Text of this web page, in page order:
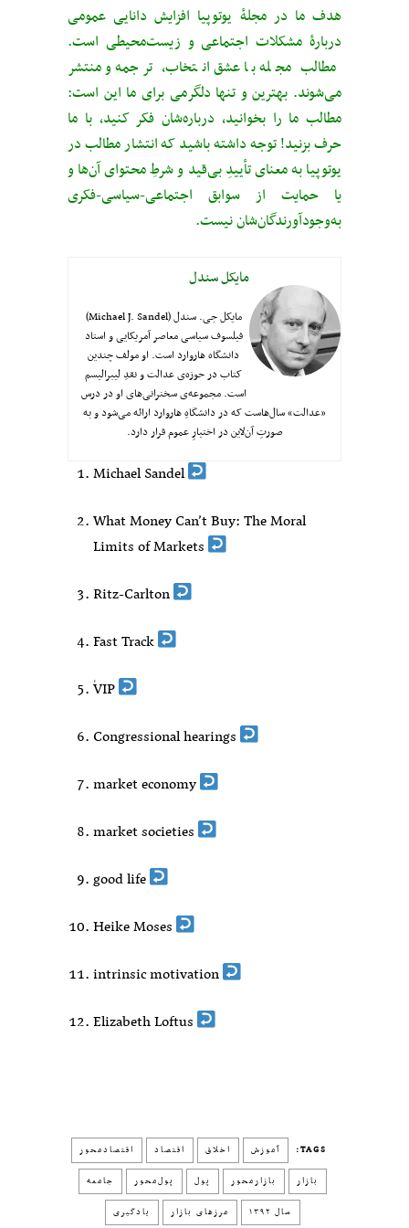
هدف ما در مجلهٔ یوتوپیا افزایش دانایی عمومی
دربارهٔ مشکلات اجتماعی و زیست‌محیطی است.
مطالب مجله با عشق انتخاب، ترجمه و منتشر
می‌شوند. بهترین و تنها دلگرمی برای ما این است:
مطالب ما را بخوانید، درباره‌شان فکر کنید، با ما
حرف بزنید! توجه داشته باشید که انتشار مطالب در
یوتوپیا به معنای تأییدِ بی‌قید‌ و شرطِ محتوای آن‌ها و
یا حمایت از سوابق اجتماعی-سیاسی-فکری
به‌وجودآورندگان‌شان نیست.
مایکل سندل
مایکل جی. سندل (Michael J. Sandel)
فیلسوف سیاسی معاصر آمریکایی و استاد
دانشگاه هاروارد است. او مولف چندین
کتاب در حوزه‌ی عدالت و نقدِ لیبرالیسم
است. مجموعه‌ی سخنرانی‌های او در درس
«عدالت» سال‌هاست که در دانشگاهِ هاروارد ارائه می‌شود و به
صورتِ آن‌لاین در اختیارِ عموم قرار دارد.
Michael Sandel
What Money Can’t Buy: The Moral
Limits of Markets
Ritz-Carlton
Fast Track
ٰVIP
Congressional hearings
market economy
market societies
good life
Heike Moses
intrinsic motivation
Elizabeth Loftus
TAGS: آموزش اخلاق اقتصاد اقتصادمحور
بازار بازارمحور پول پول‌محور جامعه
سال ۱۳۹۲ مرزهای بازار یادگیری